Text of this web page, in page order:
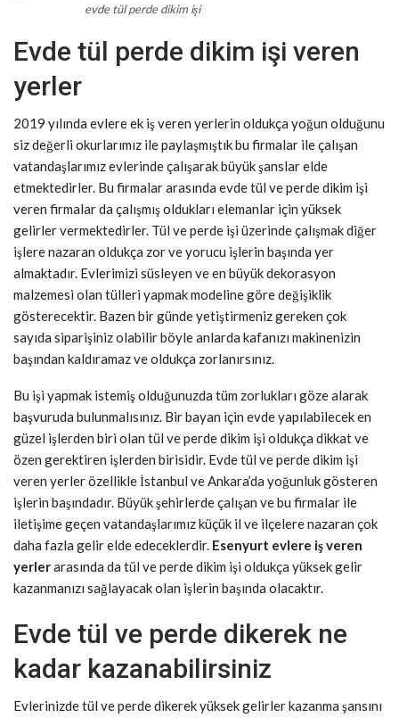
evde tül perde dikim işi
Evde tül perde dikim işi veren
yerler
2019 yılında evlere ek iş veren yerlerin oldukça yoğun olduğunu
siz değerli okurlarımız ile paylaşmıştık bu firmalar ile çalışan
vatandaşlarımız evlerinde çalışarak büyük şanslar elde
etmektedirler. Bu firmalar arasında evde tül ve perde dikim işi
veren firmalar da çalışmış oldukları elemanlar için yüksek
gelirler vermektedirler. Tül ve perde işi üzerinde çalışmak diğer
işlere nazaran oldukça zor ve yorucu işlerin başında yer
almaktadır. Evlerimizi süsleyen ve en büyük dekorasyon
malzemesi olan tülleri yapmak modeline göre değişiklik
gösterecektir. Bazen bir günde yetiştirmeniz gereken çok
sayıda siparişiniz olabilir böyle anlarda kafanızı makinenizin
başından kaldıramaz ve oldukça zorlanırsınız.
Bu işi yapmak istemiş olduğunuzda tüm zorlukları göze alarak
başvuruda bulunmalısınız. Bir bayan için evde yapılabilecek en
güzel işlerden biri olan tül ve perde dikim işi oldukça dikkat ve
özen gerektiren işlerden birisidir. Evde tül ve perde dikim işi
veren yerler özellikle İstanbul ve Ankara’da yoğunluk gösteren
işlerin başındadır. Büyük şehirlerde çalışan ve bu firmalar ile
iletişime geçen vatandaşlarımız küçük il ve ilçelere nazaran çok
daha fazla gelir elde edeceklerdir. Esenyurt evlere iş veren
yerlerarasında da tül ve perde dikim işi oldukça yüksek gelir
kazanmanızı sağlayacak olan işlerin başında olacaktır.
Evde tül ve perde dikerek ne
kadar kazanabilirsiniz
Evlerinizde tül ve perde dikerek yüksek gelirler kazanma şansını